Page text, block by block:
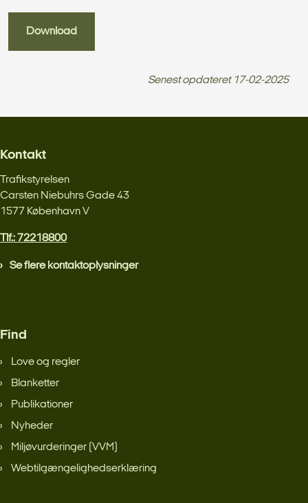
Download
Senest opdateret 17-02-2025
Kontakt
Trafikstyrelsen
Carsten Niebuhrs Gade 43
1577 København V
Tlf.: 72218800
Se flere kontaktoplysninger
Find
Love og regler
Blanketter
Publikationer
Nyheder
Miljøvurderinger (VVM)
Webtilgængelighedserklæring